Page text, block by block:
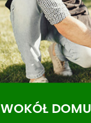
WOKÓŁ DOMU